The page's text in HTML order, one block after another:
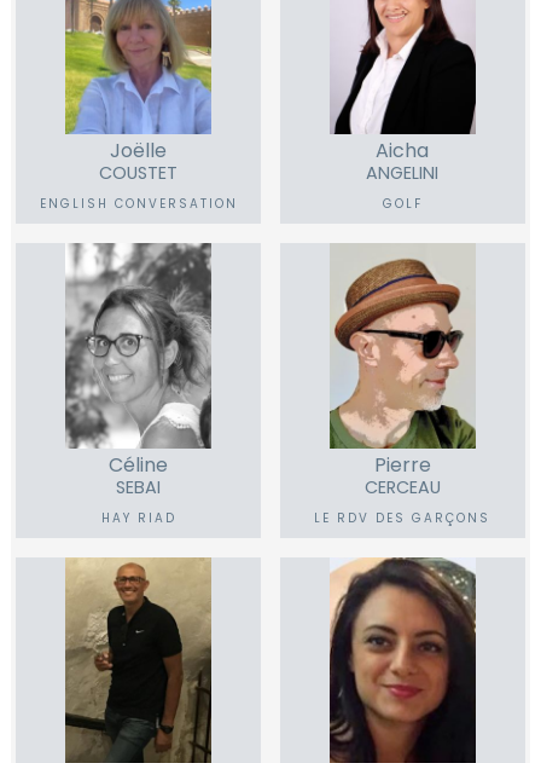
Joëlle
COUSTET
ENGLISH CONVERSATION
Aicha
ANGELINI
GOLF
Céline
SEBAI
HAY RIAD
Pierre
CERCEAU
LE RDV DES GARÇONS